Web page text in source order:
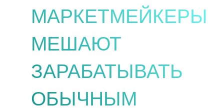
МАРКЕТМЕЙКЕРЫ
МЕШАЮТ
ЗАРАБАТЫВАТЬ
ОБЫЧНЫМ